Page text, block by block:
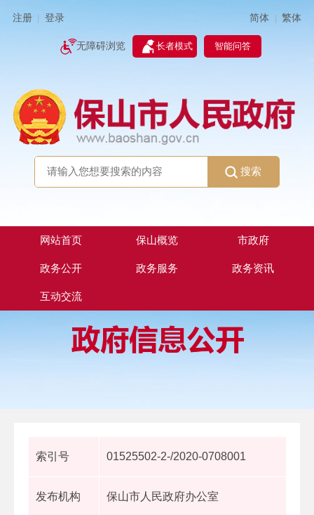
注册 登录 简体 | 繁体
无障碍浏览 长者模式 智能问答
搜索
网站首页 保山概览 市政府
政务公开 政务服务 政务资讯
互动交流
索引号 01525502-2-/2020-0708001
发布机构 保山市人民政府办公室